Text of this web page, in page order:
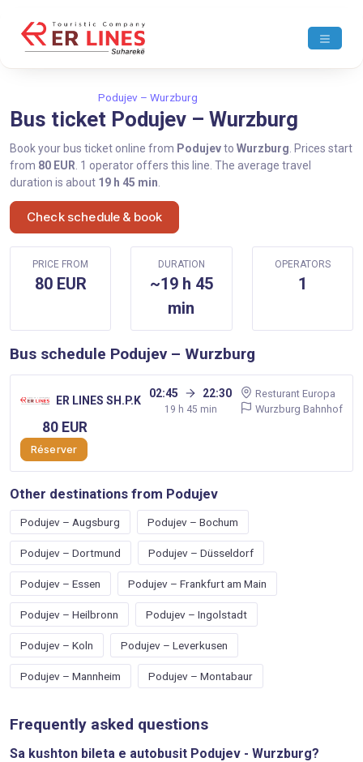
Podujev – Wurzburg
Bus ticket Podujev – Wurzburg
Book your bus ticket online from Podujevto Wurzburg . Prices start
from 80 EUR . 1 operator offers this line. The average travel
duration is about 19 h 45 min
Check schedule & book
PRICE FROM
80 EUR
DURATION
~19 h 45
min
OPERATORS
1
Bus schedule Podujev – Wurzburg
ER LINES SH.P.K
02:45 22:30
19 h 45 min
Resturant Europa
Wurzburg Bahnhof
80 EUR
Réserver
Other destinations from Podujev
Podujev – Augsburg Podujev – Bochum
Podujev – Dortmund Podujev – Düsseldorf
Podujev – Essen Podujev – Frankfurt am Main
Podujev – Heilbronn Podujev – Ingolstadt
Podujev – Koln Podujev – Leverkusen
Podujev – Mannheim Podujev – Montabaur
Frequently asked questions
Sa kushton bileta e autobusit Podujev - Wurzburg?